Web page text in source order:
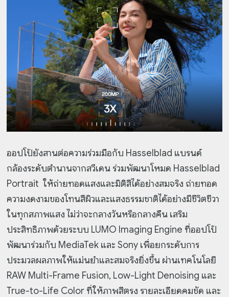
ออปโป้ยังสานต่อความร่วมมือกับ Hasselblad แบรนด์
กล้องระดับตำนานจากสวีเดน ร่วมพัฒนาโหมด Hasselblad
Portrait ให้ถ่ายทอดแสงและมิติสีได้อย่างสมจริง ถ่ายทอด
ความงดงามของโทนสีผิวและแสงธรรมชาติได้อย่างมีชีวิตชีวา
ในทุกสภาพแสง ไม่ว่าจะกลางวันหรือกลางคืน เสริม
ประสิทธิภาพด้วยระบบ LUMO Imaging Engine ที่ออปโป้
พัฒนาร่วมกับ MediaTek และ Sony เพื่อยกระดับการ
ประมวลผลภาพให้แม่นยำและสมจริงยิ่งขึ้น ผ่านเทคโนโลยี
RAW Multi-Frame Fusion, Low-Light Denoising และ
True-to-Life Color ที่ให้ภาพสีตรง รายละเอียดคมชัด และ